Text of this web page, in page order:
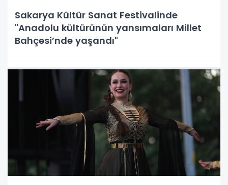
Sakarya Kültür Sanat Festivalinde
"Anadolu kültürünün yansımaları Millet
Bahçesi’nde yaşandı"